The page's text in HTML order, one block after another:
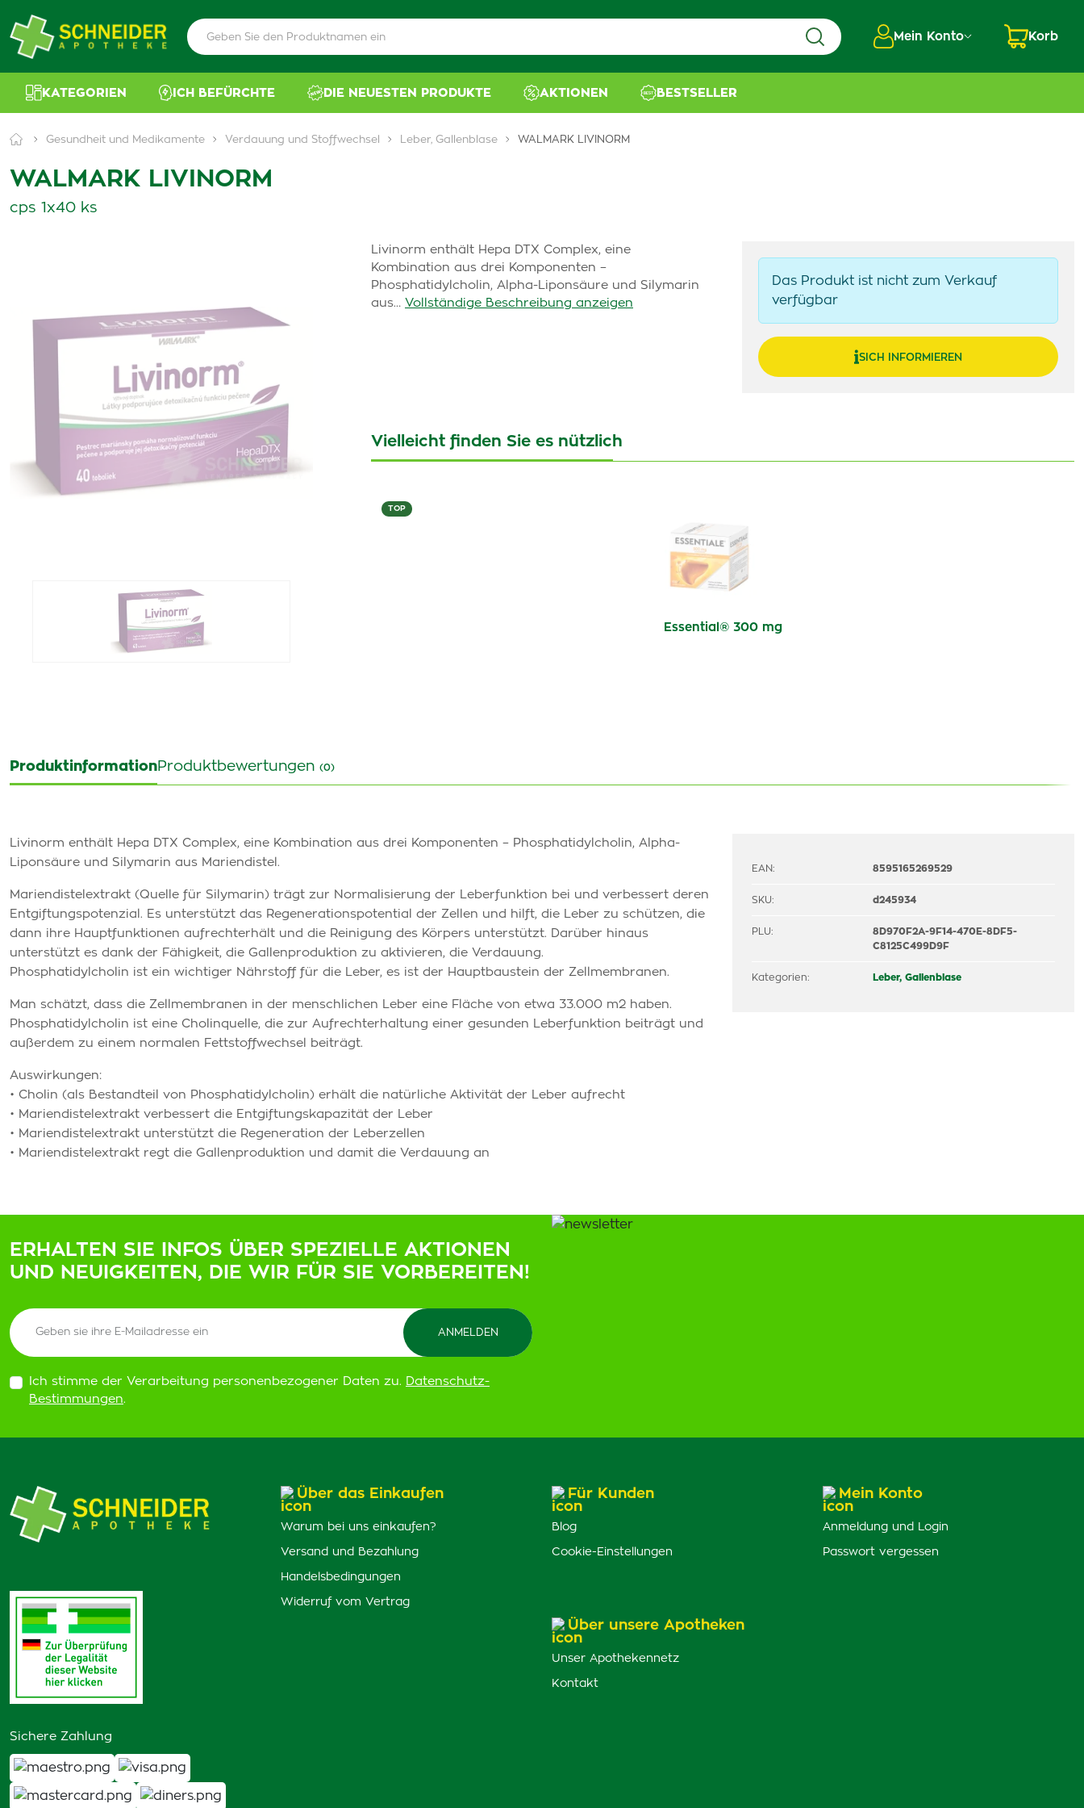
Mein Konto Korb
KATEGORIEN ICH BEFÜRCHTE DIE NEUESTEN PRODUKTE AKTIONEN BESTSELLER
Gesundheit und Medikamente Verdauung und Stoffwechsel Leber, Gallenblase WALMARK LIVINORM
WALMARK LIVINORM
cps 1x40 ks
Livinorm enthält Hepa DTX Complex, eine
Kombination aus drei Komponenten –
Phosphatidylcholin, Alpha-Liponsäure und Silymarin
aus… Vollständige Beschreibung anzeigen
Das Produkt ist nicht zum Verkauf
verfügbar
SICH INFORMIEREN
Vielleicht finden Sie es nützlich
TOP
Essential® 300 mg
ProduktinformationProduktbewertungen (0)
Livinorm enthält Hepa DTX Complex, eine Kombination aus drei Komponenten – Phosphatidylcholin, Alpha-
Liponsäure und Silymarin aus Mariendistel.
Mariendistelextrakt (Quelle für Silymarin) trägt zur Normalisierung der Leberfunktion bei und verbessert deren
Entgiftungspotenzial. Es unterstützt das Regenerationspotential der Zellen und hilft, die Leber zu schützen, die
dann ihre Hauptfunktionen aufrechterhält und die Reinigung des Körpers unterstützt. Darüber hinaus
unterstützt es dank der Fähigkeit, die Gallenproduktion zu aktivieren, die Verdauung.
Phosphatidylcholin ist ein wichtiger Nährstoff für die Leber, es ist der Hauptbaustein der Zellmembranen.
Man schätzt, dass die Zellmembranen in der menschlichen Leber eine Fläche von etwa 33.000 m2 haben.
Phosphatidylcholin ist eine Cholinquelle, die zur Aufrechterhaltung einer gesunden Leberfunktion beiträgt und
außerdem zu einem normalen Fettstoffwechsel beiträgt.
Auswirkungen:
• Cholin (als Bestandteil von Phosphatidylcholin) erhält die natürliche Aktivität der Leber aufrecht
• Mariendistelextrakt verbessert die Entgiftungskapazität der Leber
• Mariendistelextrakt unterstützt die Regeneration der Leberzellen
• Mariendistelextrakt regt die Gallenproduktion und damit die Verdauung an
EAN: 8595165269529
SKU: d245934
PLU:
8D970F2A-9F14-470E-8DF5-
C8125C499D9F
Kategorien: Leber, Gallenblase
ERHALTEN SIE INFOS ÜBER SPEZIELLE AKTIONEN
UND NEUIGKEITEN, DIE WIR FÜR SIE VORBEREITEN!
Ich stimme der Verarbeitung personenbezogener Daten zu. Datenschutz-
Bestimmungen.
Sichere Zahlung
Über das Einkaufen
Warum bei uns einkaufen?
Versand und Bezahlung
Handelsbedingungen
Widerruf vom Vertrag
Für Kunden
Blog
Cookie-Einstellungen
Über unsere Apotheken
Unser Apothekennetz
Kontakt
Mein Konto
Anmeldung und Login
Passwort vergessen